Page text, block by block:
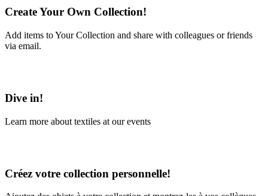
Create Your Own Collection!
Add items to Your Collection and share with colleagues or friends
via email.
Dive in!
Learn more about textiles at our events
Créez votre collection personnelle!